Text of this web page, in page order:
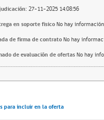
27-11-2025 14:08:56
en soporte fisicoNo hay información
de firma de contratoNo hay
de evaluación de ofertasNo hay
para incluir en la oferta